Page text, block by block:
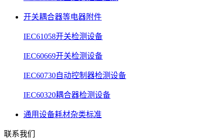
开关耦合器等电器附件
IEC61058开关检测设备
IEC60669开关检测设备
IEC60730自动控制器检测设备
IEC60320耦合器检测设备
通用设备耗材杂类标准
联系我们